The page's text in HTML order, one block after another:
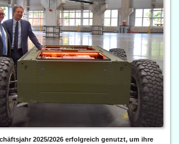
2025/2026 erfolgreich genutzt, um ihre